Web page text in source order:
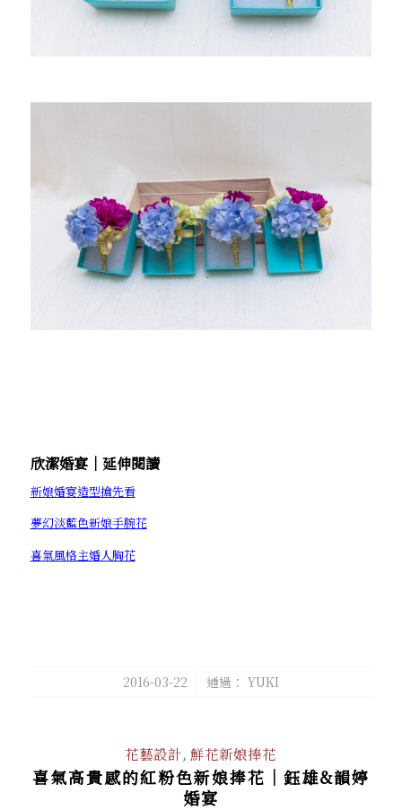
欣潔婚宴│延伸閱讀
新娘婚宴造型搶先看
夢幻淡藍色新娘手腕花
喜氣風格主婚人胸花
2016-03-22
/ 通過： YUKI
花藝設計,鮮花新娘捧花
喜氣高貴感的紅粉色新娘捧花│鈺雄&韻婷
婚宴